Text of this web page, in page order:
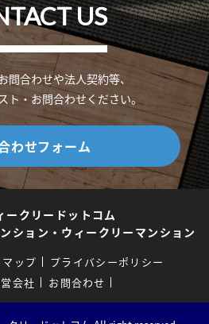
US
問合わせや法人契約等、
ト・お問合わせください。
わせフォーム
ークリードットコム
ション・ウィークリーマンション
ップ
プライバシーポリシー
会社
お問合わせ